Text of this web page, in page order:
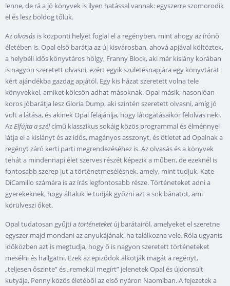
lenne, de rá a jó könyvek is ilyen hatással vannak: egyszerre szomorodik
el és lesz boldog tőlük.
Azolvasás is központi helyet foglal el a regényben, mint ahogy az írónő
életében is. Opal első barátja az új kisvárosban, ahová apjával költöztek,
a helybéli idős könyvtáros hölgy, Franny Block, aki már kislány korában
is nagyon szeretett olvasni, ezért egyik születésnapjára egy könyvtárat
kért ajándékba gazdag apjától. Egy kis házat szeretett volna tele
könyvekkel, amiket kölcsön adhat másoknak. Opal másik, hasonlóan
koros jóbarátja lesz Gloria Dump, aki szintén szeretett olvasni, amíg jó
volt a látása, és akinek Opal felajánlja, hogy látogatásaikor felolvas neki.
AzElfújta a szélcímű klasszikus sokáig közös programmal és élménnyel
látja el a kislányt és az idős, magányos asszonyt, és ötletet ad Opalnak a
regényt záró kerti parti megrendezéséhez is. Az olvasás és a könyvek
tehát a mindennapi élet szerves részét képezik a műben, de ezeknél is
fontosabb szerep jut a történetmesélésnek, amely, mint tudjuk, Kate
DiCamillo számára is az írás legfontosabb része. Történeteket adni a
gyerekeknek, hogy általuk le tudják győzni azt a sok bánatot, ami
körülveszi őket.
Opal tudatosan gyűjti atörténeteketúj barátairól, amelyeket el szeretne
egyszer majd mondani az anyukájának, ha találkozna vele. Róla ugyanis
időközben azt is megtudja, hogy ő is nagyon szeretett történeteket
mesélni és hallgatni. Ezek az epizódok alkotják magát a regényt,
„teljesen őszinte” és „remekül megírt” jelenetek Opal és újdonsült
kutyája, Penny közös életéből az első nyáron Naomiban. A fejezetek a